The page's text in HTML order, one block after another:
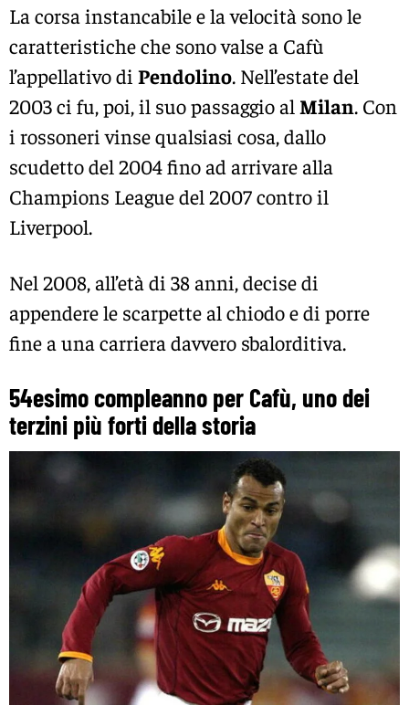
La corsa instancabile e la velocità sono le
caratteristiche che sono valse a Cafù
l’appellativo di Pendolino. Nell’estate del
2003 ci fu, poi, il suo passaggio al Milan. Con
i rossoneri vinse qualsiasi cosa, dallo
scudetto del 2004 fino ad arrivare alla
Champions League del 2007 contro il
Liverpool.
Nel 2008, all’età di 38 anni, decise di
appendere le scarpette al chiodo e di porre
fine a una carriera davvero sbalorditiva.
54esimo compleanno per Cafù, uno dei
terzini più forti della storia